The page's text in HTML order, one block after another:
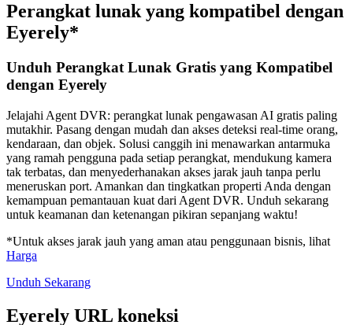
Perangkat lunak yang kompatibel dengan
Eyerely*
Unduh Perangkat Lunak Gratis yang Kompatibel
dengan Eyerely
Jelajahi Agent DVR: perangkat lunak pengawasan AI gratis paling
mutakhir. Pasang dengan mudah dan akses deteksi real-time orang,
kendaraan, dan objek. Solusi canggih ini menawarkan antarmuka
yang ramah pengguna pada setiap perangkat, mendukung kamera
tak terbatas, dan menyederhanakan akses jarak jauh tanpa perlu
meneruskan port. Amankan dan tingkatkan properti Anda dengan
kemampuan pemantauan kuat dari Agent DVR. Unduh sekarang
untuk keamanan dan ketenangan pikiran sepanjang waktu!
*Untuk akses jarak jauh yang aman atau penggunaan bisnis, lihat
Harga
Unduh Sekarang
Eyerely URL koneksi